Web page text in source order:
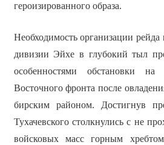
героизированного образа.
Необходимость организации рейда
дивизии Эйхе в глубокий тыл
особенностями обстановки
Восточного фронта после
бирским районом. Достигнув
Тухачевского столкнулись с не
войсковых масс горным